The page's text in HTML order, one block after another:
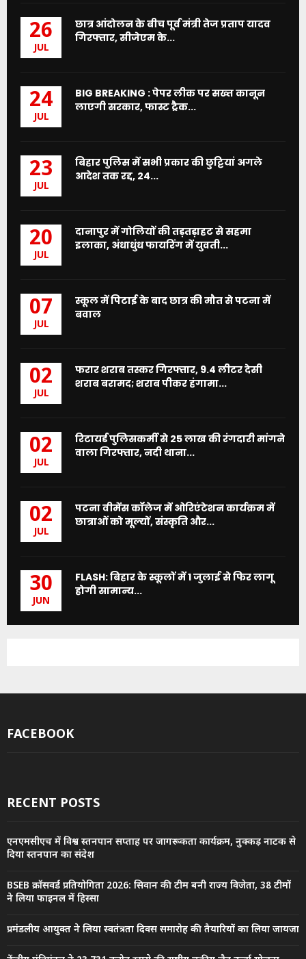
26
JUL
छात्र आंदोलन के बीच पूर्व मंत्री तेज प्रताप यादव
गिरफ्तार, सीजेएम के...
24
JUL
BIG BREAKING : पेपर लीक पर सख्त कानून
लाएगी सरकार, फास्ट ट्रैक...
23
JUL
बिहार पुलिस में सभी प्रकार की छुट्टियां अगले
आदेश तक रद्द, 24...
20
JUL
दानापुर में गोलियों की तड़तड़ाहट से सहमा
इलाका, अंधाधुंध फायरिंग में युवती...
07
JUL
स्कूल में पिटाई के बाद छात्र की मौत से पटना में
बवाल
02
JUL
फरार शराब तस्कर गिरफ्तार, 9.4 लीटर देसी
शराब बरामद; शराब पीकर हंगामा...
02
JUL
रिटायर्ड पुलिसकर्मी से 25 लाख की रंगदारी मांगने
वाला गिरफ्तार, नदी थाना...
02
JUL
पटना वीमेंस कॉलेज में ओरिएंटेशन कार्यक्रम में
छात्राओं को मूल्यों, संस्कृति और...
30
JUN
FLASH: बिहार के स्कूलों में 1 जुलाई से फिर लागू
होगी सामान्य...
FACEBOOK
RECENT POSTS
एनएमसीएच में विश्व स्तनपान सप्ताह पर जागरूकता कार्यक्रम, नुक्कड़ नाटक से
दिया स्तनपान का संदेश
BSEB क्रॉसवर्ड प्रतियोगिता 2026: सिवान की टीम बनी राज्य विजेता, 38 टीमों
ने लिया फाइनल में हिस्सा
प्रमंडलीय आयुक्त ने लिया स्वतंत्रता दिवस समारोह की तैयारियों का लिया जायजा